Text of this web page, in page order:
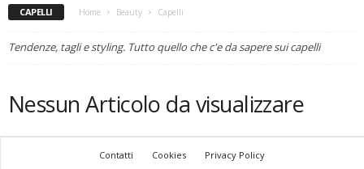
CAPELLI Home Beauty Capelli
Tendenze, tagli e styling. Tutto quello che c'e da sapere sui capelli
Nessun Articolo da visualizzare
Contatti Cookies
Privacy Policy